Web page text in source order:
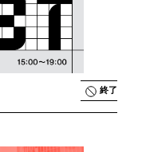
終了